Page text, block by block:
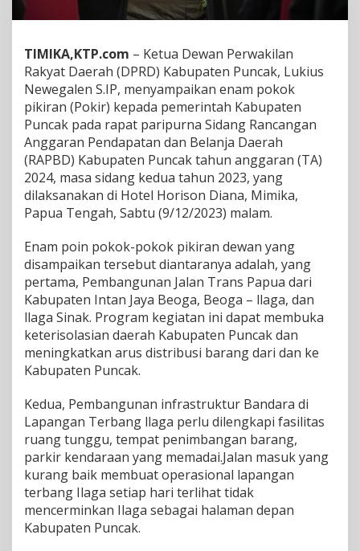
c
S
a
m
p
a
i
k
a
n
6
P
o
i
D
a
l
a
m
P
a
p
u
r
n
a
TIMIKA,KTP.com – Ketua Dewan Perwakilan
Rakyat Daerah (DPRD) Kabupaten Puncak, Lukius
Newegalen S.IP, menyampaikan enam pokok
pikiran (Pokir) kepada pemerintah Kabupaten
Puncak pada rapat paripurna Sidang Rancangan
Anggaran Pendapatan dan Belanja Daerah
(RAPBD) Kabupaten Puncak tahun anggaran (TA)
2024, masa sidang kedua tahun 2023, yang
dilaksanakan di Hotel Horison Diana, Mimika,
Papua Tengah, Sabtu (9/12/2023) malam.
Enam poin pokok-pokok pikiran dewan yang
disampaikan tersebut diantaranya adalah, yang
pertama, Pembangunan Jalan Trans Papua dari
Kabupaten Intan Jaya Beoga, Beoga – llaga, dan
llaga Sinak. Program kegiatan ini dapat membuka
keterisolasian daerah Kabupaten Puncak dan
meningkatkan arus distribusi barang dari dan ke
Kabupaten Puncak.
Kedua, Pembangunan infrastruktur Bandara di
Lapangan Terbang llaga perlu dilengkapi fasilitas
ruang tunggu, tempat penimbangan barang,
parkir kendaraan yang memadai.Jalan masuk yang
kurang baik membuat operasional lapangan
terbang Ilaga setiap hari terlihat tidak
mencerminkan Ilaga sebagai halaman depan
Kabupaten Puncak.